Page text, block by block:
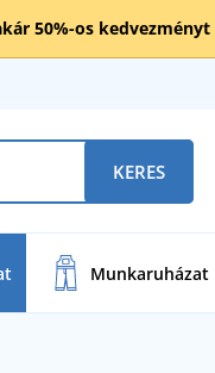
50%-os kedvezményt
KERES
Munkaruházat